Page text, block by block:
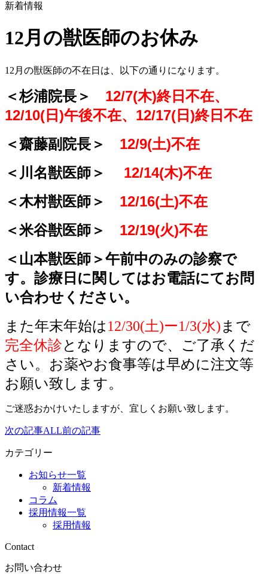
新着情報
12月の獣医師のお休み
12月の獣医師の不在日は、以下の通りになります。
＜杉浦院長＞ 12/7(木)終日不在、
12/10(日)午後不在、12/17(日)終日不在
＜齋藤副院長＞ 12/9(土)不在
＜川名獣医師＞ 12/14(木)不在
＜木村獣医師＞ 12/16(土)不在
＜米谷獣医師＞ 12/19(火)不在
＜山本獣医師＞午前中のみの診察で
す。診療日に関してはお電話にてお問
い合わせください。
また年末年始は12/30(土)ー1/3(水) まで
完全休診となりますので、ご了承くだ
さい。お薬やお食事等は早めに注文等
お願い致します。
ご迷惑おかけいたしますが、宜しくお願い致します。
次の記事ALL前の記事
カテゴリー
お知らせ一覧
新着情報
コラム
採用情報一覧
採用情報
Contact
お問い合わせ